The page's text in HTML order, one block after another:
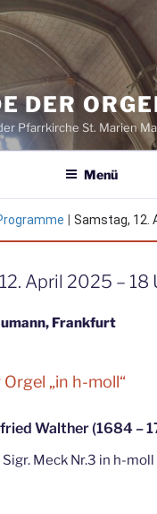
DER
Pfarrkirche St. Marien
Menü
Samstag, 12.
April 2025 – 18
Frankfurt
„in h-moll“
Walther (1684 –
Meck Nr.3 in h-moll